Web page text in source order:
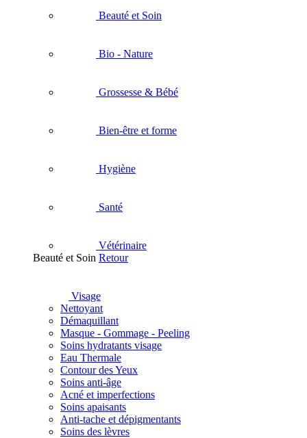
Beauté et Soin
Bio - Nature
Grossesse & Bébé
Bien-être et forme
Hygiène
Santé
Vétérinaire
Beauté et Soin Retour
Visage
Nettoyant
Démaquillant
Masque - Gommage - Peeling
Soins hydratants visage
Eau Thermale
Contour des Yeux
Soins anti-âge
Acné et imperfections
Soins apaisants
Anti-tache et dépigmentants
Soins des lèvres